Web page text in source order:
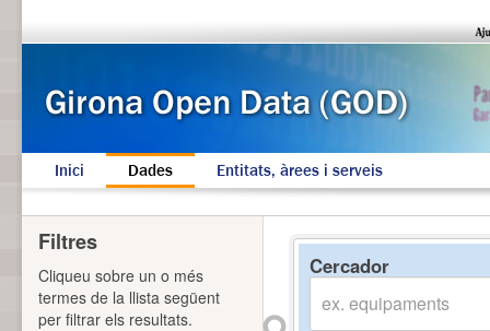
Inici Dades Entitats, àrees i serveis
Cercador
Filtres
Cliqueu sobre un o més
termes de la llista següent
per filtrar els resultats.